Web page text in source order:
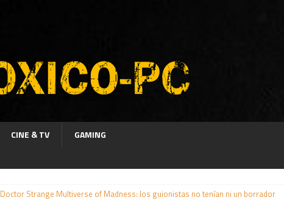
CINE & TV GAMING
Doctor Strange Multiverse of Madness: los guionistas no tenían ni un borrador